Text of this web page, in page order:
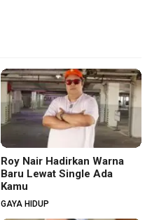
Roy Nair Hadirkan Warna
Baru Lewat Single Ada
Kamu
GAYA HIDUP